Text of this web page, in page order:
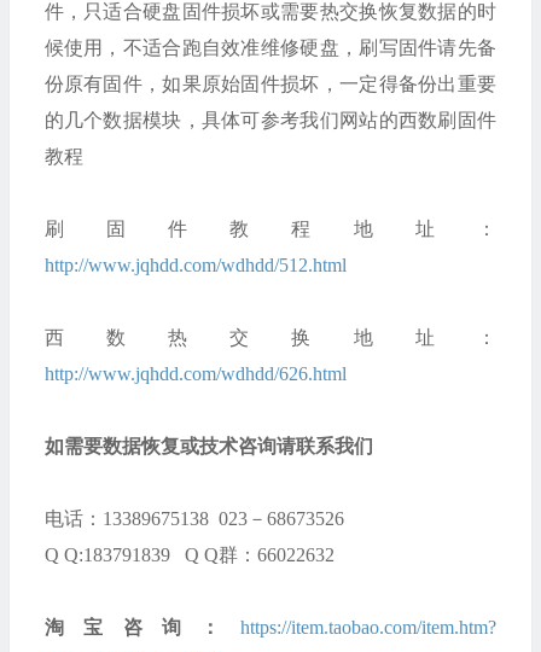
件，只适合硬盘固件损坏或需要热交换恢复数据的时
候使用，不适合跑自效准维修硬盘，刷写固件请先备
份原有固件，如果原始固件损坏，一定得备份出重要
的几个数据模块，具体可参考我们网站的西数刷固件
教程
刷固件教程地址：
http://www.jqhdd.com/wdhdd/512.html
西数热交换地址：
http://www.jqhdd.com/wdhdd/626.html
如需要数据恢复或技术咨询请联系我们
电话：13389675138 023－68673526
Q Q:183791839 Q Q群：66022632
淘宝咨询： https://item.taobao.com/item.htm?